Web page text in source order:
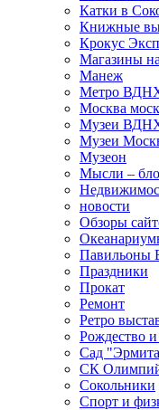
Катки в
Книжные
Крокус
Магазины
Манеж
Метро
Москва
Музеи
Музеи
Музеон
Мысли –
новости
Обзоры
Праздники
Прокат
Ремонт
Ретро
Рождество
Сад
СК
Сокольники
Спорт и